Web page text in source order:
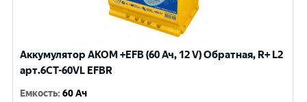
Аккумулятор AKOM +EFB (60 Ач, 12 V) Обратная, R+ L2
арт.6CТ-60VL EFBR
Емкость:60 Ач